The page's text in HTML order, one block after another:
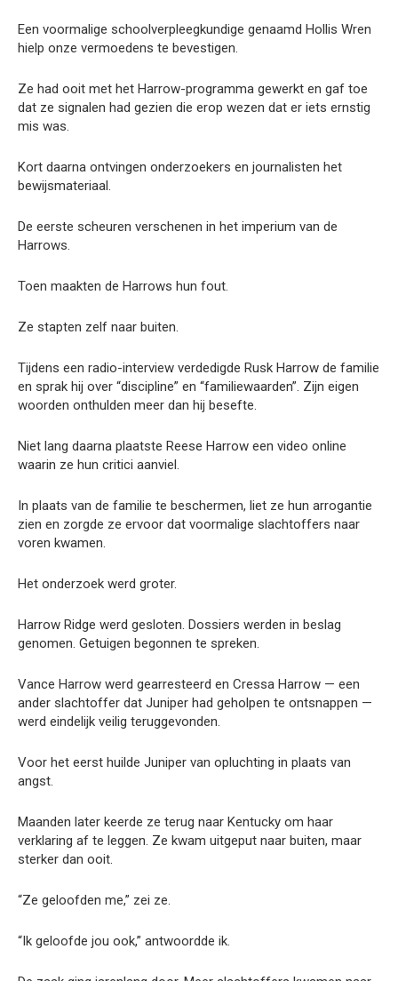
Een voormalige schoolverpleegkundige genaamd Hollis Wren
hielp onze vermoedens te bevestigen.
Ze had ooit met het Harrow-programma gewerkt en gaf toe
dat ze signalen had gezien die erop wezen dat er iets ernstig
mis was.
Kort daarna ontvingen onderzoekers en journalisten het
bewijsmateriaal.
De eerste scheuren verschenen in het imperium van de
Harrows.
Toen maakten de Harrows hun fout.
Ze stapten zelf naar buiten.
Tijdens een radio-interview verdedigde Rusk Harrow de familie
en sprak hij over “discipline” en “familiewaarden”. Zijn eigen
woorden onthulden meer dan hij besefte.
Niet lang daarna plaatste Reese Harrow een video online
waarin ze hun critici aanviel.
In plaats van de familie te beschermen, liet ze hun arrogantie
zien en zorgde ze ervoor dat voormalige slachtoffers naar
voren kwamen.
Het onderzoek werd groter.
Harrow Ridge werd gesloten. Dossiers werden in beslag
genomen. Getuigen begonnen te spreken.
Vance Harrow werd gearresteerd en Cressa Harrow — een
ander slachtoffer dat Juniper had geholpen te ontsnappen —
werd eindelijk veilig teruggevonden.
Voor het eerst huilde Juniper van opluchting in plaats van
angst.
Maanden later keerde ze terug naar Kentucky om haar
verklaring af te leggen. Ze kwam uitgeput naar buiten, maar
sterker dan ooit.
“Ze geloofden me,” zei ze.
“Ik geloofde jou ook,” antwoordde ik.